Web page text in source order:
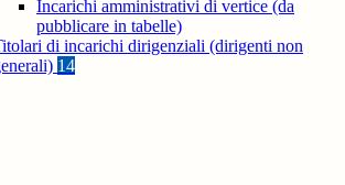
Incarichi amministrativi di vertice (da
pubblicare in tabelle)
di incarichi dirigenziali (dirigenti non
14